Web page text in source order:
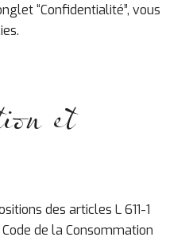
“Confidentialité”, vous
et
des articles L 611-1
de la Consommation